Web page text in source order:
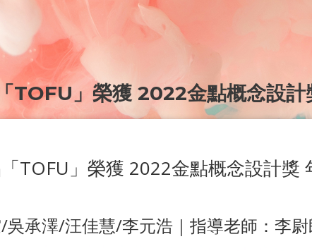
TOFU」榮獲 2022金點概念設計
TOFU」榮獲 2022金點概念設計獎
吳承澤/汪佳慧/李元浩｜指導老師：李